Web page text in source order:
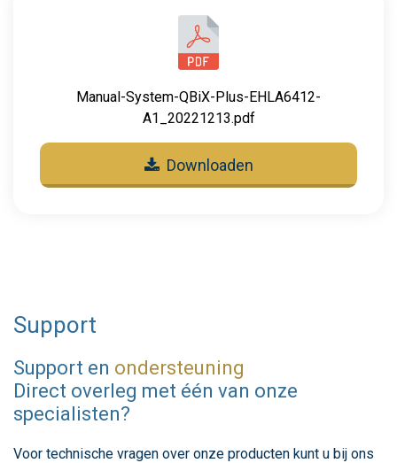
Manual-System-QBiX-Plus-EHLA6412-
A1_20221213.pdf
Downloaden
Support
Support en ondersteuning
Direct overleg met één van onze
specialisten?
Voor technische vragen over onze producten kunt u bij ons